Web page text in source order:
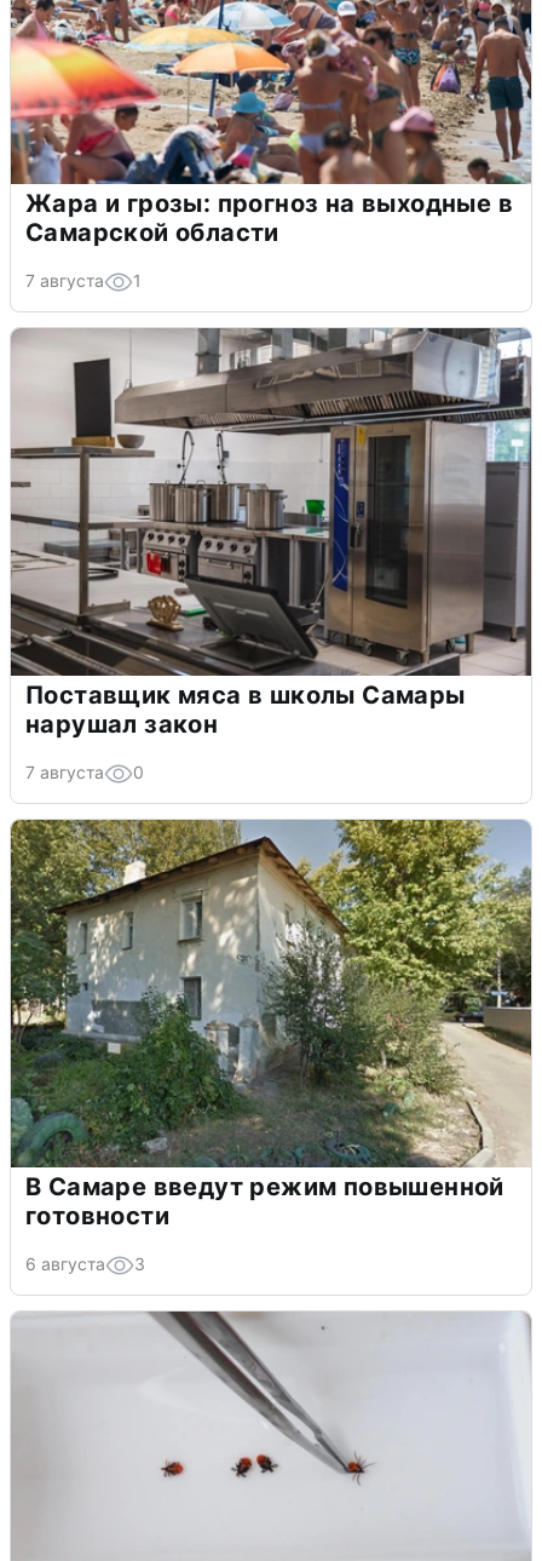
Жара и грозы: прогноз на выходные в
Самарской области
7 августа 1
Поставщик мяса в школы Самары
нарушал закон
7 августа 0
В Самаре введут режим повышенной
готовности
6 августа 3